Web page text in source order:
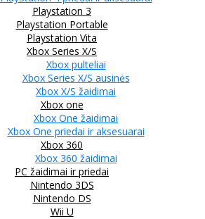
Playstation 3
Playstation Portable
Playstation Vita
Xbox Series X/S
Xbox pulteliai
Xbox Series X/S ausinės
Xbox X/S žaidimai
Xbox one
Xbox One žaidimai
Xbox One priedai ir aksesuarai
Xbox 360
Xbox 360 žaidimai
PC žaidimai ir priedai
Nintendo 3DS
Nintendo DS
Wii U